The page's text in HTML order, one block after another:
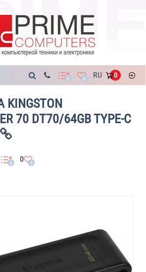
0 0 RU 0
70 DT70/64GB TYPE-C
0 0 0